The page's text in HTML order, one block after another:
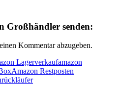
Großhändler senden:
Kommentar abzugeben.
Lagerverkaufamazon
Amazon Restposten